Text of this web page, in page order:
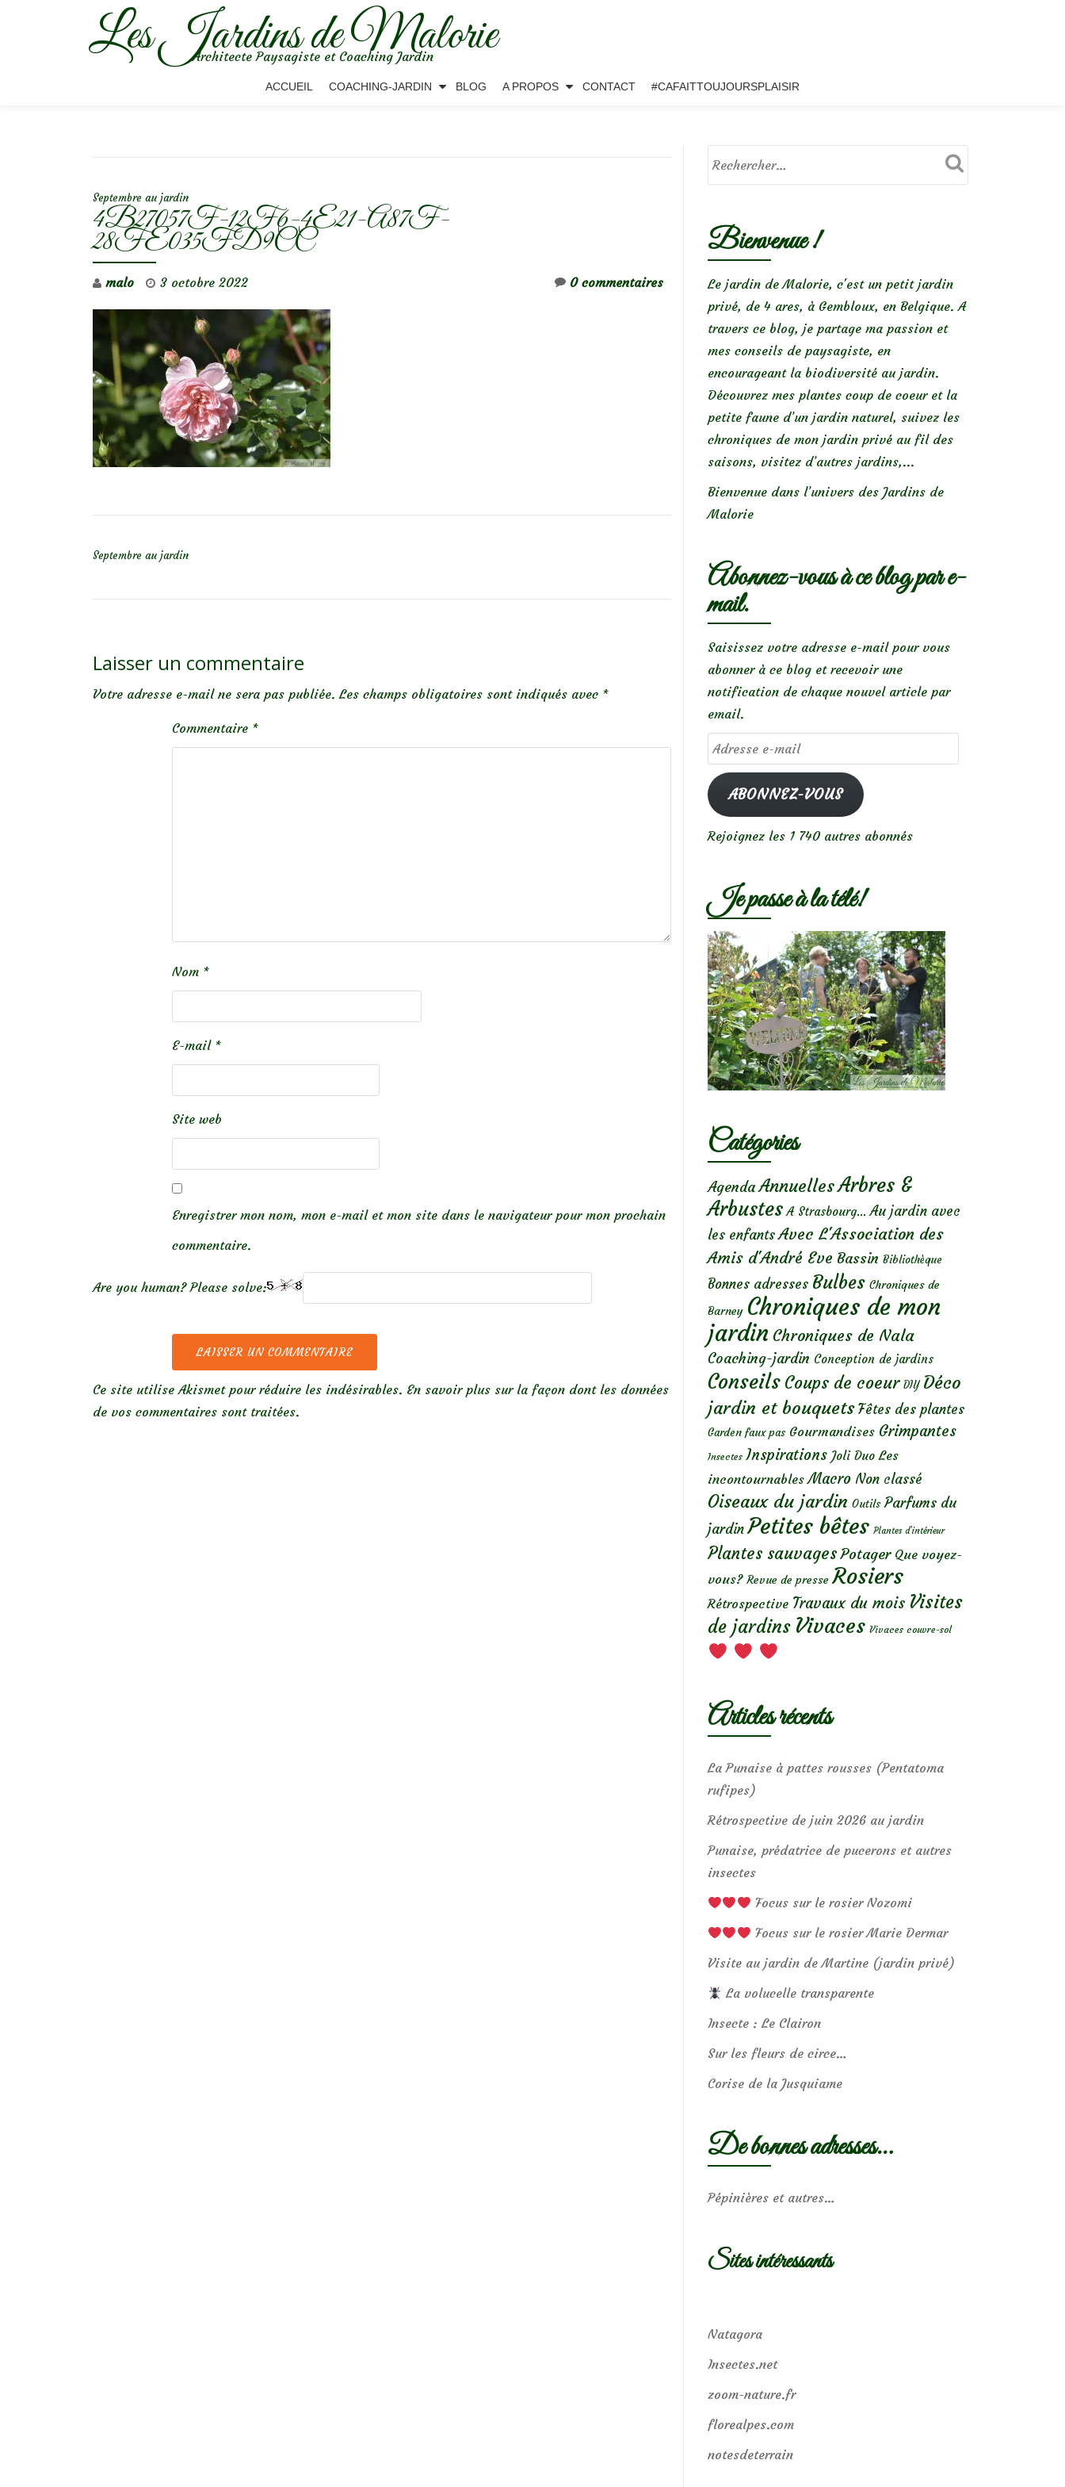
Les Jardins de Malorie
Architecte Paysagiste et Coaching Jardin
ACCUEIL COACHING-JARDIN BLOG A PROPOS CONTACT #CAFAITTOUJOURSPLAISIR
Septembre au jardin
4B27057F-12F6-4E21-A87F-
28FE035FD9CC
malo 3 octobre 2022 0 commentaires
Septembre au jardin
Laisser un commentaire
Votre adresse e-mail ne sera pas publiée. Les champs obligatoires sont indiqués avec *
Commentaire *
Nom *
E-mail *
Site web
Enregistrer mon nom, mon e-mail et mon site dans le navigateur pour mon prochain
commentaire.
Are you human? Please solve:
Ce site utilise Akismet pour réduire les indésirables. En savoir plus sur la façon dont les données
de vos commentaires sont traitées.
Bienvenue !
Le jardin de Malorie, c'est un petit jardin
privé, de 4 ares, à Gembloux, en Belgique. A
travers ce blog, je partage ma passion et
mes conseils de paysagiste, en
encourageant la biodiversité au jardin.
Découvrez mes plantes coup de coeur et la
petite faune d’un jardin naturel, suivez les
chroniques de mon jardin privé au fil des
saisons, visitez d’autres jardins,...
Bienvenue dans l’univers des Jardins de
Malorie
Abonnez-vous à ce blog par e-
mail.
Saisissez votre adresse e-mail pour vous
abonner à ce blog et recevoir une
notification de chaque nouvel article par
email.
Adresse
e-
mailABONNEZ-VOUS
Rejoignez les 1 740 autres abonnés
Je passe à la télé!
Catégories
Agenda AnnuellesArbres &
Arbustes A Strasbourg... Au jardin avec
les enfants Avec L'Association des
Amis d'André Eve Bassin Bibliothèque
Bonnes adresses Bulbes Chroniques de
Barney Chroniques de mon
jardin Chroniques de Nala
Coaching-jardin Conception de jardins
Conseils Coups de coeur DIY Déco
jardin et bouquets Fêtes des plantes
Garden faux pas Gourmandises Grimpantes
Insectes Inspirations Joli Duo Les
incontournables Macro Non classé
Oiseaux du jardin Outils Parfums du
jardin Petites bêtes Plantes d’intérieur
Plantes sauvages Potager Que voyez-
vous? Revue de presse Rosiers
Rétrospective Travaux du mois Visites
de jardins Vivaces Vivaces couvre-sol
Articles récents
La Punaise à pattes rousses (Pentatoma
rufipes)
Rétrospective de juin 2026 au jardin
Punaise, prédatrice de pucerons et autres
insectes
Focus sur le rosier Nozomi
Focus sur le rosier Marie Dermar
Visite au jardin de Martine (jardin privé)
La volucelle transparente
Insecte : Le Clairon
Sur les fleurs de circe…
Corise de la Jusquiame
De bonnes adresses…
Pépinières et autres…
Sites intéressants
Natagora
Insectes.net
zoom-nature.fr
florealpes.com
notesdeterrain